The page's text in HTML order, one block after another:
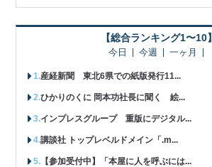
【総合ランキング1〜10】
今日 今週 一ヶ月
産経新聞 東北6県での紙版発行11...
ひかりのくに 岡本功社長に聞く 絵...
インプレスグループ 重版にデジタル...
講談社 トップレベルドメイン「.m...
【参加受付中】「本屋に人を呼ぶには...